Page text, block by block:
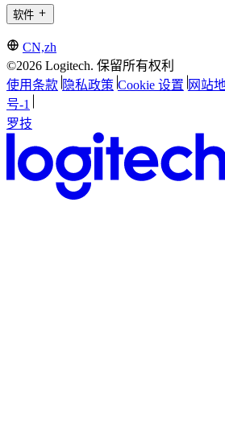
软件
CN,zh
©2026 Logitech. 保留所有权利
使用条款 隐私政策 Cookie 设置 网站
号-1
罗技